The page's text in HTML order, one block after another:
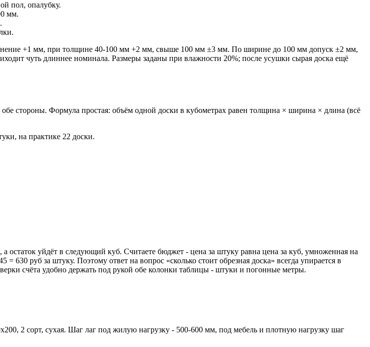
пол, опалубку.
мм.
+1 мм, при толщине 40-100 мм +2 мм, свыше 100 мм ±3 мм. По ширине до 100 мм допуск ±2 мм,
чуть длиннее номинала. Размеры заданы при влажности 20%; после усушки сырая доска ещё
стороны. Формула простая: объём одной доски в кубометрах равен толщина × ширина × длина (всё
на практике 22 доски.
остаток уйдёт в следующий куб. Считаете бюджет - цена за штуку равна цена за куб, умноженная на
630 руб за штуку. Поэтому ответ на вопрос «сколько стоит обрезная доска» всегда упирается в
счёта удобно держать под рукой обе колонки таблицы - штуки и погонные метры.
2 сорт, сухая. Шаг лаг под жилую нагрузку - 500-600 мм, под мебель и плотную нагрузку шаг